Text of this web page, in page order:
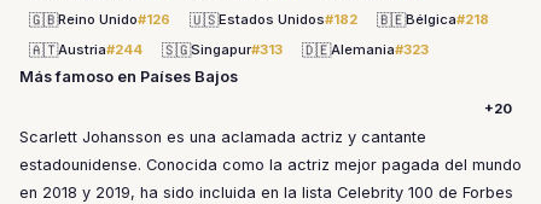
🇬🇧Reino Unido#126 🇺🇸Estados Unidos#182 🇧🇪Bélgica#218
🇦🇹Austria#244 🇸🇬Singapur#313 🇩🇪Alemania#323
Más famoso en Países Bajos
+20
Scarlett Johansson es una aclamada actriz y cantante
estadounidense. Conocida como la actriz mejor pagada del mundo
en 2018 y 2019, ha sido incluida en la lista Celebrity 100 de Forbes